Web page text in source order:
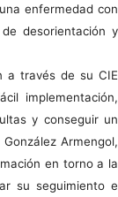
enfermedad con
desorientación y
a través de su CIE
implementación,
y conseguir un
Armengol,
en torno a la
su seguimiento e